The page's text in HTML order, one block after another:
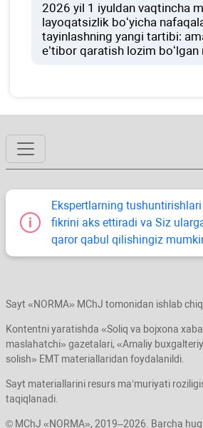
2026 yil 1 iyuldan vaqtincha
layoqatsizlik boʻyicha
tayinlashning yangi tartibi:
e’tibor qaratish lozim
Ekspertlarning
fikrini aks ettiradi va Siz
qaror qabul qilishingiz
Sayt «NORMA» MChJ tomonidan ishlab
Kontentni yaratishda «Soliq va bojхona
maslahatchi» gazetalari, «Amaliy
solish» EMT materiallaridan foydalanildi.
Sayt materiallarini resurs ma’muriyati
taqiqlanadi.
© MChJ «NORMA», 2019–2026. Barcha